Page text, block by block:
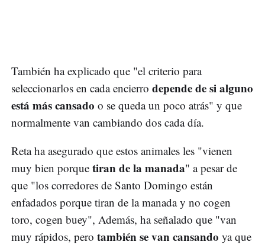
También ha explicado que "el criterio para
seleccionarlos en cada encierro depende de si alguno
está más cansado o se queda un poco atrás" y que
normalmente van cambiando dos cada día.
Reta ha asegurado que estos animales les "vienen
muy bien porque tiran de la manada" a pesar de
que "los corredores de Santo Domingo están
enfadados porque tiran de la manada y no cogen
toro, cogen buey", Además, ha señalado que "van
muy rápidos, pero también se van cansando ya que